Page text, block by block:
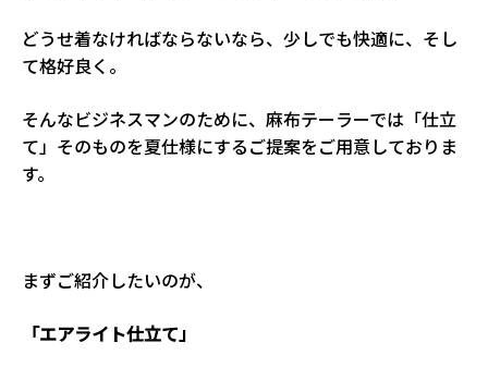
どうせ着なければならないなら、少しでも快適に、そし
て格好良く。
そんなビジネスマンのために、麻布テーラーでは「仕立
て」そのものを夏仕様にするご提案をご用意しておりま
す。
まずご紹介したいのが、
「エアライト仕立て」